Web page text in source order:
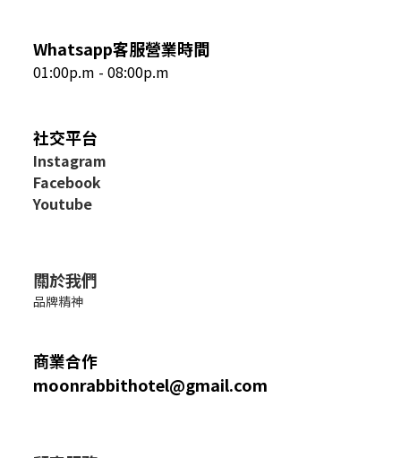
Whatsapp客服營業時間
01:00p.m - 08:00p.m
社交平台
Instagram
Facebook
Youtube
關於我們
品牌精神
商業合作
moonrabbithotel@gmail.com